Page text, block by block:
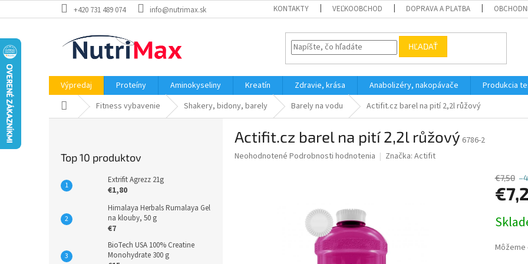
na
+420 731 489 074 info@nutrimax.sk KONTAKTY VEĽKOOBCHOD DOPRAVA A PLATBA
HĽADAŤ
Výpredaj Proteíny Aminokyseliny Kreatín Zdravie, krása Anabolizéry, nakopávače Produkcia
DomovFitness vybavenie Shakery, bidony, barely Barely na vodu Actifit.cz barel na pití 2,2l růžový
Top 10 produktov
Extrifit Agrezz 21g
€1,80
Himalaya Herbals Rumalaya Gel
na klouby, 50 g
€7
BioTech USA 100% Creatine
Monohydrate 300 g
Actifit.cz barel na pití 2,2l růžový 6786-2
Priemerné
Neohodnotené Podrobnosti hodnotenia Značka: Actifit
€7,50
cena: